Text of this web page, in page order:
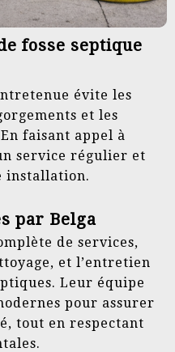
fosse septique
évite les
et les
faisant appel à
service régulier et
installation.
par Belga
de services,
et l’entretien
Leur équipe
pour assurer
tout en respectant